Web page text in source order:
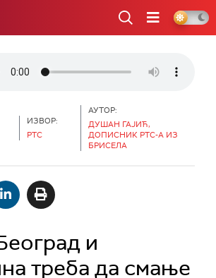
ИЗВОР:
РТС
АУТОР:
ДУШАН ГАЈИЋ,
ДОПИСНИК РТС-А ИЗ
БРИСЕЛА
и
треба да смање